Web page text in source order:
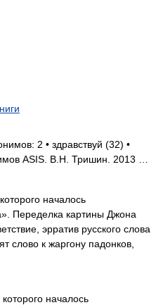
2 • здравствуй (32) •
ASIS. В.Н. Тришин. 2013 …
началось
Переделка картины Джона
эрратив русского слова
слово к жаргону падонков,
началось